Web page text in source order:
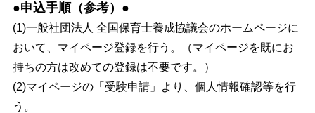
●申込手順（参考） ●
(1)一般社団法人 全国保育士養成協議会のホームページに
おいて、マイページ登録を行う。（マイページを既にお
持ちの方は改めての登録は不要です。）
(2)マイページの「受験申請」より、個人情報確認等を行
う。